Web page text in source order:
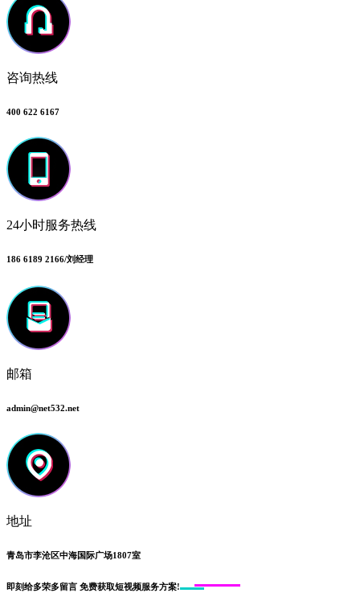
咨询热线
400 622 6167
24小时服务热线
186 6189 2166/刘经理
邮箱
admin@net532.net
地址
青岛市李沧区中海国际广场1807室
即刻给多荣多留言 免费获取短视频服务方案!